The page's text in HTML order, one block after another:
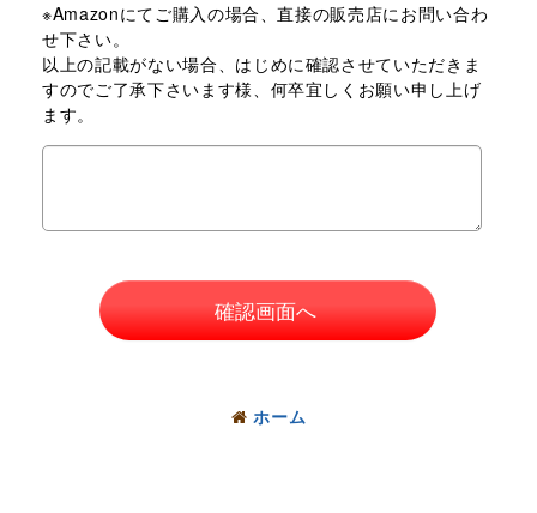
※Amazonにてご購入の場合、直接の販売店にお問い合わ
せ下さい。
以上の記載がない場合、はじめに確認させていただきま
すのでご了承下さいます様、何卒宜しくお願い申し上げ
ます。
確認画面へ
ホーム